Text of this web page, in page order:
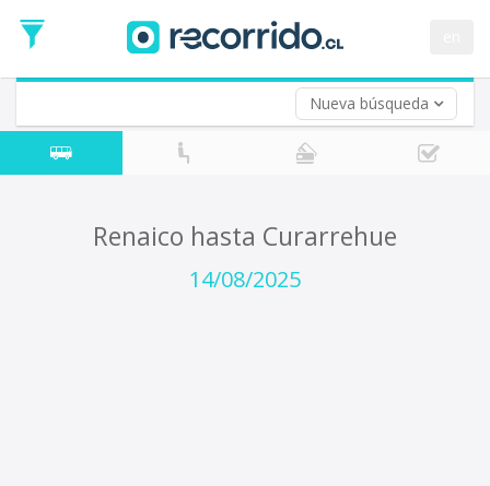
Nueva búsqueda
de
Ida
Vuelta (opcional)
Fecha
de
Renaico hasta Curarrehue
14/08/2025